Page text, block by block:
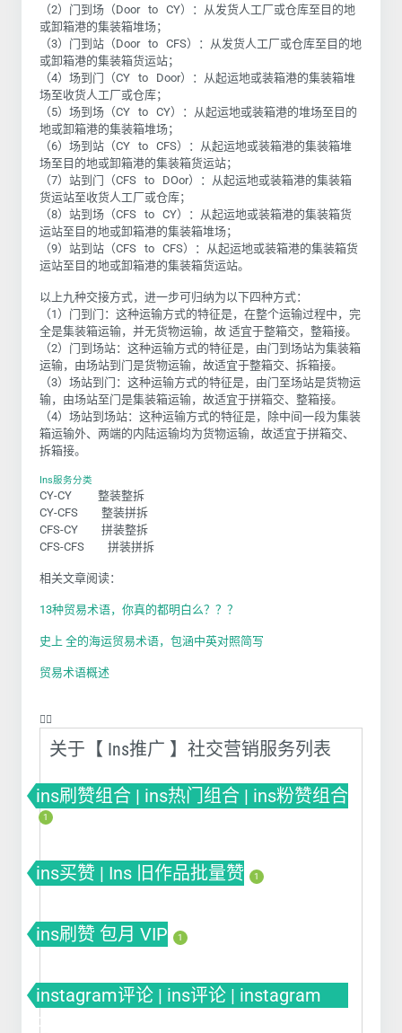
（2）门到场（Door to CY）：从发货人工厂或仓库至目的地
或卸箱港的集装箱堆场；
（3）门到站（Door to CFS）：从发货人工厂或仓库至目的地
或卸箱港的集装箱货运站；
（4）场到门（CY to Door）：从起运地或装箱港的集装箱堆
场至收货人工厂或仓库；
（5）场到场（CY to CY）：从起运地或装箱港的堆场至目的
地或卸箱港的集装箱堆场；
（6）场到站（CY to CFS）：从起运地或装箱港的集装箱堆
场至目的地或卸箱港的集装箱货运站；
（7）站到门（CFS to DOor）：从起运地或装箱港的集装箱
货运站至收货人工厂或仓库；
（8）站到场（CFS to CY）：从起运地或装箱港的集装箱货
运站至目的地或卸箱港的集装箱堆场；
（9）站到站（CFS to CFS）：从起运地或装箱港的集装箱货
运站至目的地或卸箱港的集装箱货运站。
以上九种交接方式，进一步可归纳为以下四种方式：
（1）门到门：这种运输方式的特征是，在整个运输过程中，完
全是集装箱运输，并无货物运输，故 适宜于整箱交，整箱接。
（2）门到场站：这种运输方式的特征是，由门到场站为集装箱
运输，由场站到门是货物运输，故适宜于整箱交、拆箱接。
（3）场站到门：这种运输方式的特征是，由门至场站是货物运
输，由场站至门是集装箱运输，故适宜于拼箱交、整箱接。
（4）场站到场站：这种运输方式的特征是，除中间一段为集装
箱运输外、两端的内陆运输均为货物运输，故适宜于拼箱交、
拆箱接。
Ins服务分类
CY-CY 整装整拆
CY-CFS 整装拼拆
CFS-CY 拼装整拆
CFS-CFS 拼装拼拆
相关文章阅读：
13种贸易术语，你真的都明白么？？？
史上 全的海运贸易术语，包涵中英对照简写
贸易术语概述
❤️‍🔥
关于【 Ins推广 】社交营销服务列表
ins刷赞组合 | ins热门组合 | ins粉赞组合
1
ins买赞 | Ins 旧作品批量赞 1
ins刷赞 包月 VIP 1
instagram评论 | ins评论 | instagram
comment